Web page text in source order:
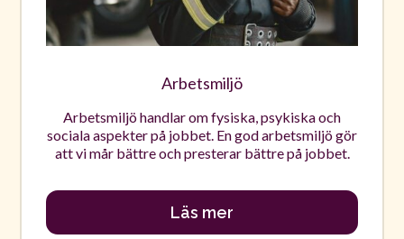
Arbetsmiljö
Arbetsmiljö handlar om fysiska, psykiska och
sociala aspekter på jobbet. En god arbetsmiljö gör
att vi mår bättre och presterar bättre på jobbet.
Läs mer